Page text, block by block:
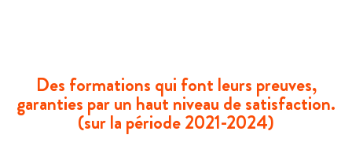
Des formations qui font leurs preuves,
garanties par un haut niveau de satisfaction.
(sur la période 2021-2024)